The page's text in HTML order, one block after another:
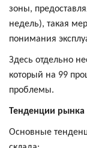
зоны,
недель), такая
понимания
Здесь отдельно
который на 99
проблемы.
Тенденции рынка
Основные